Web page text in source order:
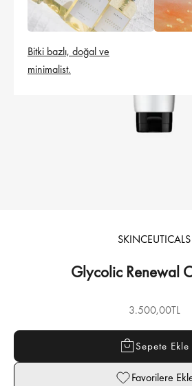
Bitki bazlı, doğal ve
minimalist.
SKINCEUTICALS
Glycolic Renewal
İndirimli fiyat
3.500,00TL
Sepete Ekle
Favorilere